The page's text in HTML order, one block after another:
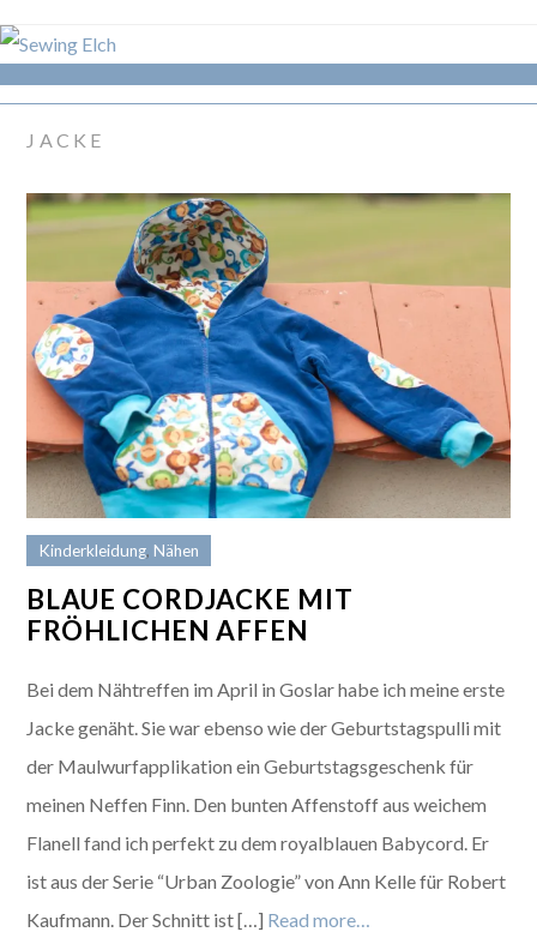
JACKE
Kinderkleidung,Nähen
BLAUE CORDJACKE MIT
FRÖHLICHEN AFFEN
Bei dem Nähtreffen im April in Goslar habe ich meine erste
Jacke genäht. Sie war ebenso wie der Geburtstagspulli mit
der Maulwurfapplikation ein Geburtstagsgeschenk für
meinen Neffen Finn. Den bunten Affenstoff aus weichem
Flanell fand ich perfekt zu dem royalblauen Babycord. Er
ist aus der Serie “Urban Zoologie” von Ann Kelle für Robert
Kaufmann. Der Schnitt ist […] Read more…